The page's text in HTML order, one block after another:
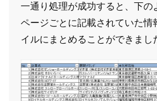
一通り処理が成功すると、下の
ページごとに記載されていた情
イルにまとめることができまし